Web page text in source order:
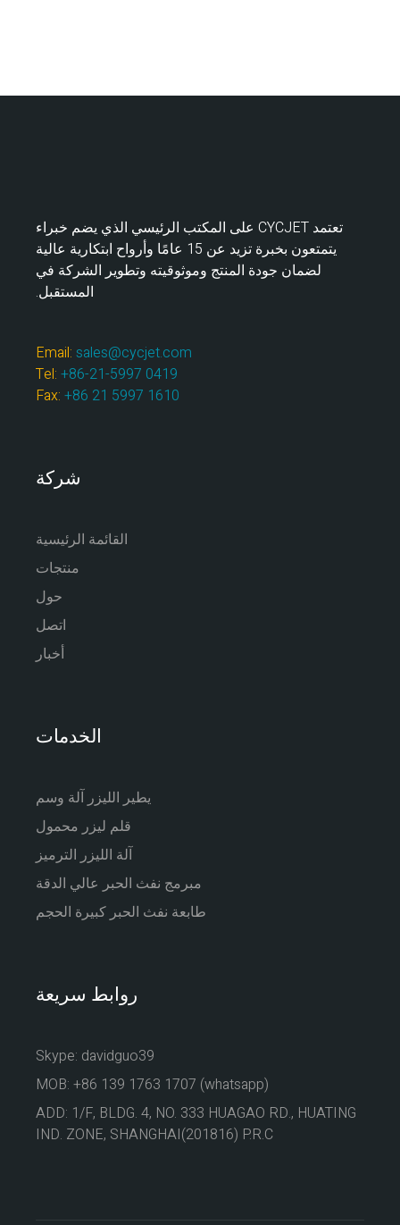
تعتمد CYCJET على المكتب الرئيسي الذي يضم خبراء
يتمتعون بخبرة تزيد عن 15 عامًا وأرواح ابتكارية عالية
لضمان جودة المنتج وموثوقيته وتطوير الشركة في
المستقبل.
Email: sales@cycjet.com
Tel: +86-21-5997 0419
Fax: +86 21 5997 1610
شركة
القائمة الرئيسية
منتجات
حول
اتصل
أخبار
الخدمات
يطير الليزر آلة وسم
قلم ليزر محمول
آلة الليزر الترميز
مبرمج نفث الحبر عالي الدقة
طابعة نفث الحبر كبيرة الحجم
روابط سريعة
Skype: davidguo39
MOB: +86 139 1763 1707 (whatsapp)
ADD: 1/F, BLDG. 4, NO. 333 HUAGAO RD., HUATING
IND. ZONE, SHANGHAI(201816) P.R.C